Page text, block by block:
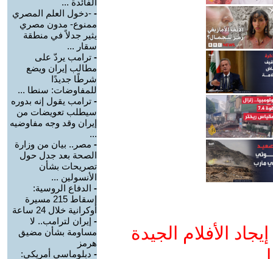
الأفلام الجيدة
الفائدة ...
- -دخول العلم المصري
ممنوع- مدون مصري
يثير جدلاً في منطقة
سقار ...
- ترامب يردّ على
مطالب إيران ويضع
شرطًا جديدًا
للمفاوضات: سنطا ...
- ترامب يقول إنه بدوره
سيطلب تعويضات من
إيران وقد وجه مفاوضيه
...
- مصر.. بيان من وزارة
الصحة بعد جدل حول
تصريحات بشأن
الأنسولين ...
- الدفاع الروسية:
إسقاط 215 مسيرة
أوكرانية خلال 24 ساعة
- إيران لترامب.. لا
مساومة بشأن مضيق
هرمز
- دبلوماسي أمريكي: